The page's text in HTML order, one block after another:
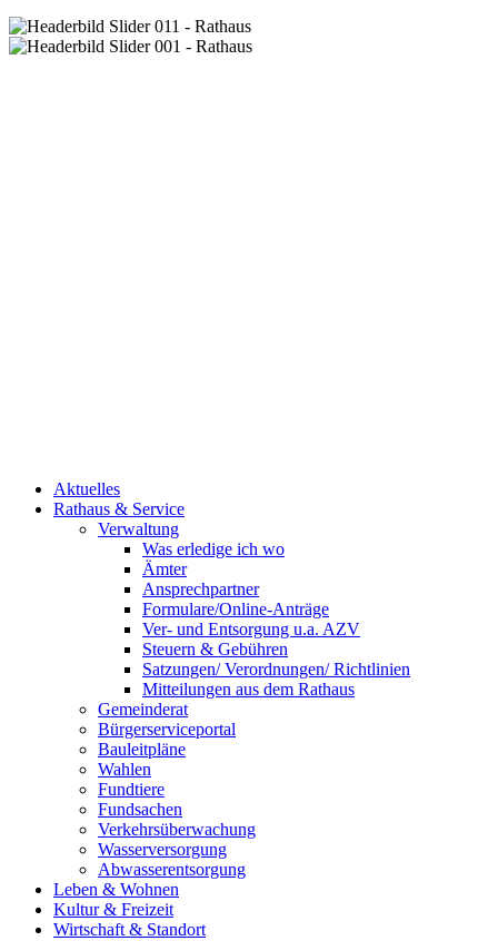
Aktuelles
Rathaus & Service
Verwaltung
Was erledige ich wo
Ämter
Ansprechpartner
Formulare/Online-Anträge
Ver- und Entsorgung u.a. AZV
Steuern & Gebühren
Satzungen/ Verordnungen/ Richtlinien
Mitteilungen aus dem Rathaus
Gemeinderat
Bürgerserviceportal
Bauleitpläne
Wahlen
Fundtiere
Fundsachen
Verkehrsüberwachung
Wasserversorgung
Abwasserentsorgung
Leben & Wohnen
Kultur & Freizeit
Wirtschaft & Standort